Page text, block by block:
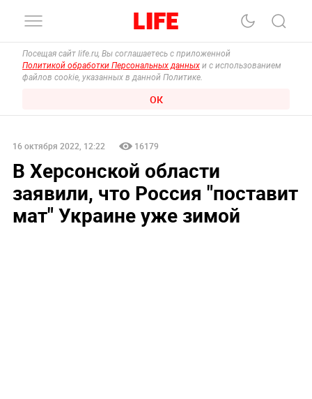
Посещая сайт life.ru, Вы соглашаетесь с приложенной
Политикой обработки Персональных данных и с использованием
файлов cookie, указанных в данной Политике.
ОК
16 октября 2022, 12:22 16179
В Херсонской области
заявили, что Россия "поставит
мат" Украине уже зимой